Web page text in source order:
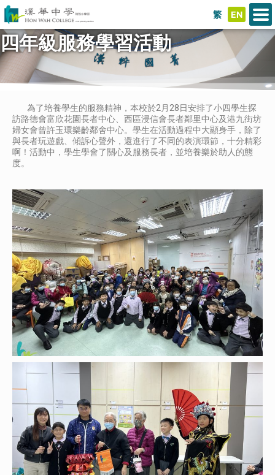
繁 EN
四年級服務學習活動
為了培養學生的服務精神，本校於2月28日安排了小四學生探
訪路德會富欣花園長者中心、西區浸信會長者鄰里中心及港九街坊
婦女會曾許玉環樂齡鄰舍中心。學生在活動過程中大顯身手，除了
與長者玩遊戲、傾訴心聲外，還進行了不同的表演環節，十分精彩
啊！活動中，學生學會了關心及服務長者，並培養樂於助人的態
度。